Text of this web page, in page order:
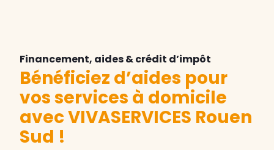
Financement, aides & crédit d’impôt
Bénéficiez d’aides pour
vos services à domicile
avec VIVASERVICES Rouen
Sud !